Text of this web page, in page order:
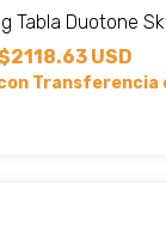
Tabla Duotone
USD
Transferencia